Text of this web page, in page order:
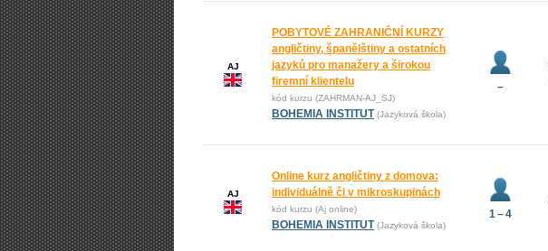
AJ
POBYTOVÉ ZAHRANIČNÍ KURZY
angličtiny, španělštiny a ostatních
jazyků pro manažery a širokou
firemní klientelu
kód kurzu (ZAHRMAN-AJ_SJ)
BOHEMIA INSTITUT (Jazyková škola)
–
AJ
Online kurz angličtiny z domova:
individuálně či v mikroskupinách
kód kurzu (Aj online)
BOHEMIA INSTITUT (Jazyková škola)
1 – 4